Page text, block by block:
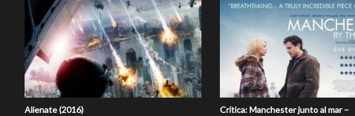
Alienate (2016)
Crítica: Manchester junto al mar –